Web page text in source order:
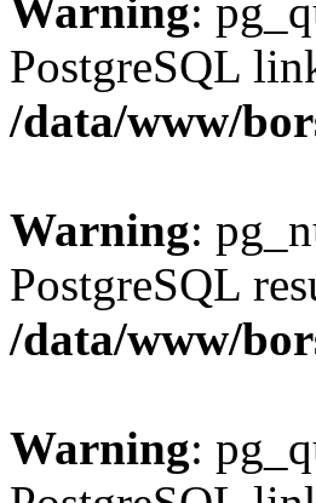
Warning:
PostgreSQL
/data/www/
Warning:
PostgreSQL
/data/www/
Warning: